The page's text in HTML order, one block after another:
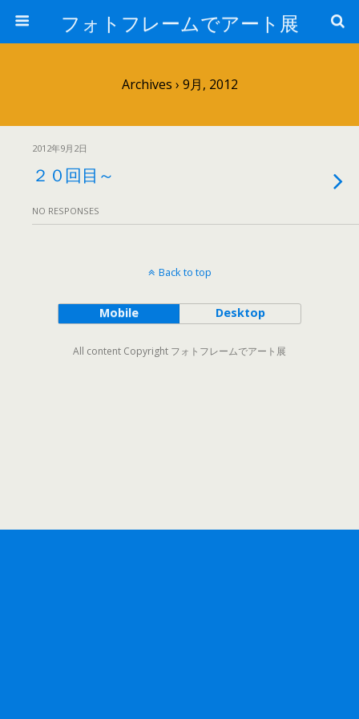
フォトフレームでアート展
Archives › 9月, 2012
2012年9月2日
２０回目～
NO RESPONSES
Back to top
Mobile Desktop
All content Copyright フォトフレームでアート展